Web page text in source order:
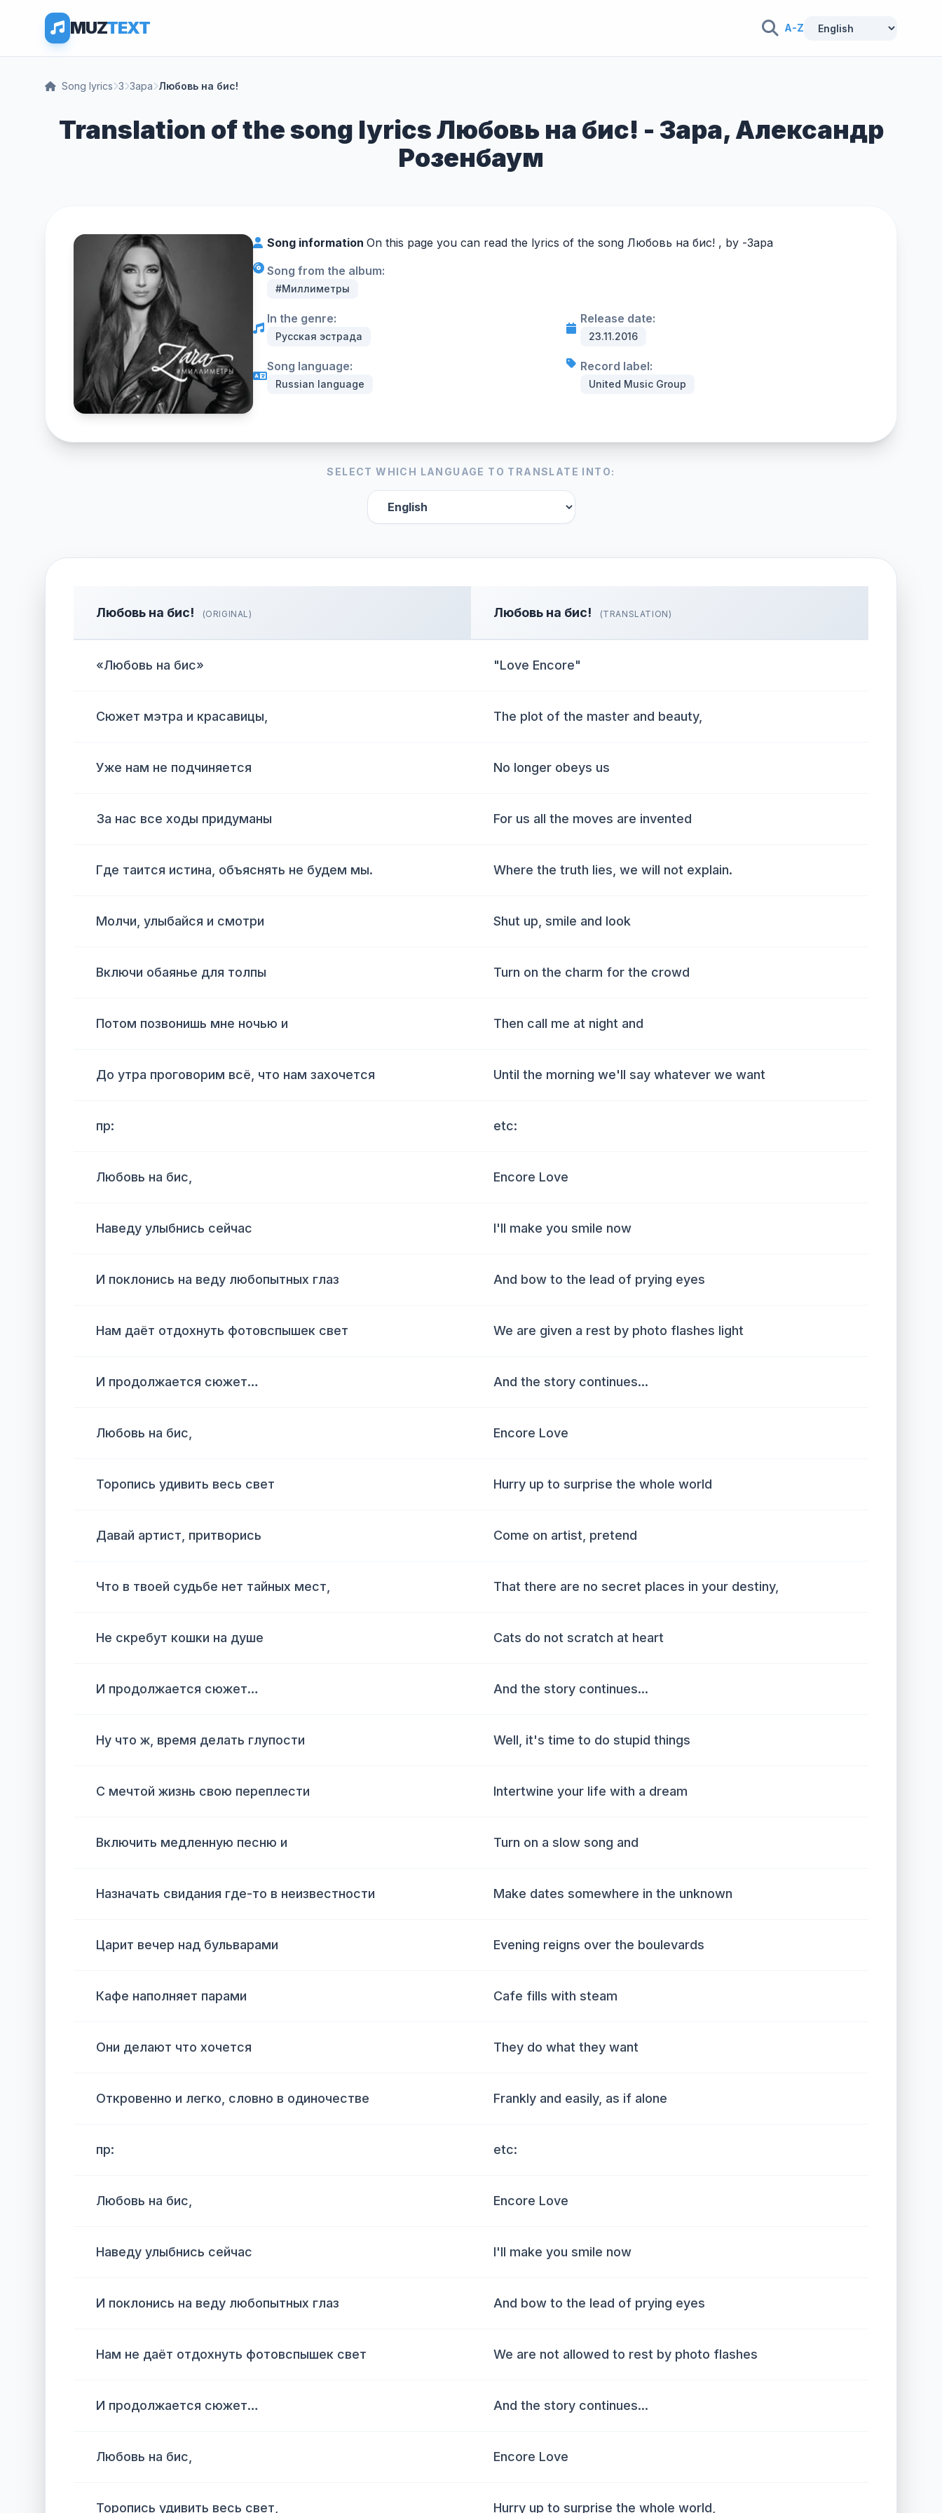
MUZTEXT A-Z
Song lyrics З Зара Любовь на бис!
Translation of the song lyrics Любовь на бис! - Зара, Александр
Розенбаум
Song information On this page you can read the lyrics of the song Любовь на бис! , by -Зара
Song from the album:
#Миллиметры
In the genre:
Русская эстрада
Release date:
23.11.2016
Song language:
Russian language
Record label:
United Music Group
SELECT WHICH LANGUAGE TO TRANSLATE INTO:
Любовь на бис! (ORIGINAL) Любовь на бис! (TRANSLATION)
«Любовь на бис» "Love Encore"
Сюжет мэтра и красавицы, The plot of the master and beauty,
Уже нам не подчиняется No longer obeys us
За нас все ходы придуманы For us all the moves are invented
Где таится истина, объяснять не будем мы. Where the truth lies, we will not explain.
Молчи, улыбайся и смотри Shut up, smile and look
Включи обаянье для толпы Turn on the charm for the crowd
Потом позвонишь мне ночью и Then call me at night and
До утра проговорим всё, что нам захочется Until the morning we'll say whatever we want
пр: etc:
Любовь на бис, Encore Love
Наведу улыбнись сейчас I'll make you smile now
И поклонись на веду любопытных глаз And bow to the lead of prying eyes
Нам даёт отдохнуть фотовспышек свет We are given a rest by photo flashes light
И продолжается сюжет… And the story continues...
Любовь на бис, Encore Love
Торопись удивить весь свет Hurry up to surprise the whole world
Давай артист, притворись Come on artist, pretend
Что в твоей судьбе нет тайных мест, That there are no secret places in your destiny,
Не скребут кошки на душе Cats do not scratch at heart
И продолжается сюжет… And the story continues...
Ну что ж, время делать глупости Well, it's time to do stupid things
С мечтой жизнь свою переплести Intertwine your life with a dream
Включить медленную песню и Turn on a slow song and
Назначать свидания где-то в неизвестности Make dates somewhere in the unknown
Царит вечер над бульварами Evening reigns over the boulevards
Кафе наполняет парами Cafe fills with steam
Они делают что хочется They do what they want
Откровенно и легко, словно в одиночестве Frankly and easily, as if alone
пр: etc:
Любовь на бис, Encore Love
Наведу улыбнись сейчас I'll make you smile now
И поклонись на веду любопытных глаз And bow to the lead of prying eyes
Нам не даёт отдохнуть фотовспышек свет We are not allowed to rest by photo flashes
И продолжается сюжет… And the story continues...
Любовь на бис, Encore Love
Торопись удивить весь свет, Hurry up to surprise the whole world,